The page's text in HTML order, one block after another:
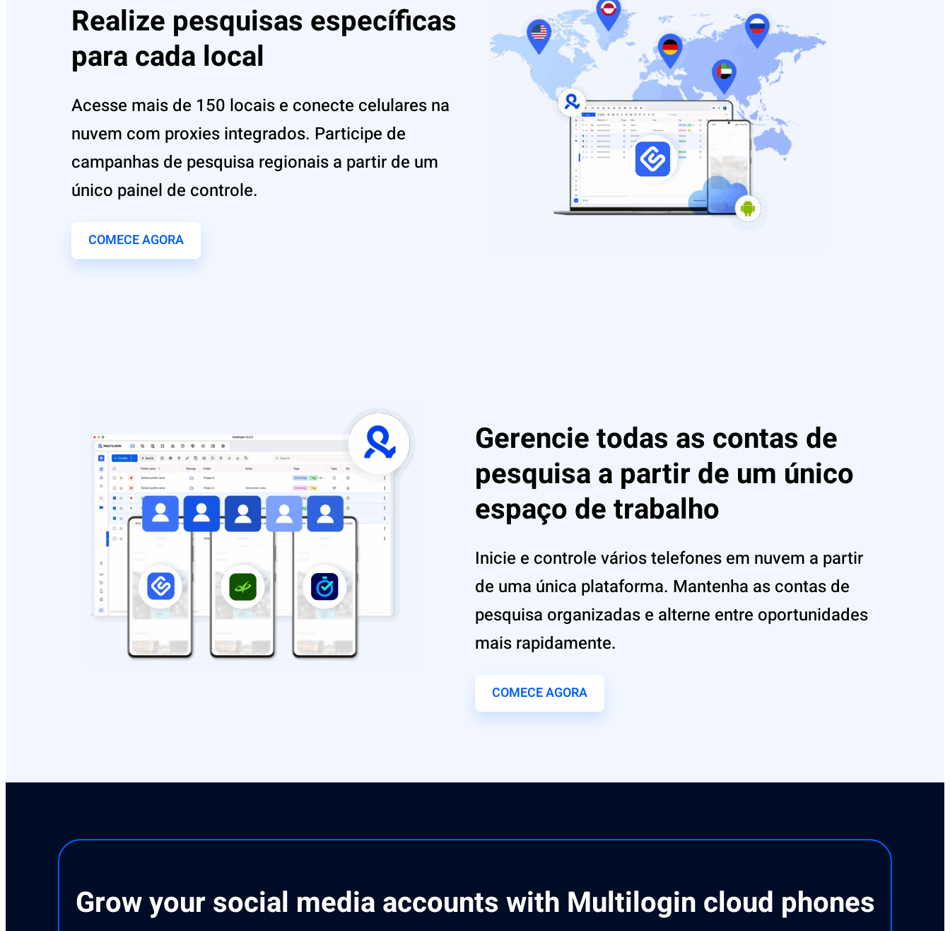
Realize pesquisas específicas
para cada local
Acesse mais de 150 locais e conecte celulares na
nuvem com proxies integrados. Participe de
campanhas de pesquisa regionais a partir de um
único painel de controle.
COMECE AGORA
Gerencie todas as contas de
pesquisa a partir de um único
espaço de trabalho
Inicie e controle vários telefones em nuvem a partir
de uma única plataforma. Mantenha as contas de
pesquisa organizadas e alterne entre oportunidades
mais rapidamente.
COMECE AGORA
Grow your social media accounts with Multilogin cloud phones